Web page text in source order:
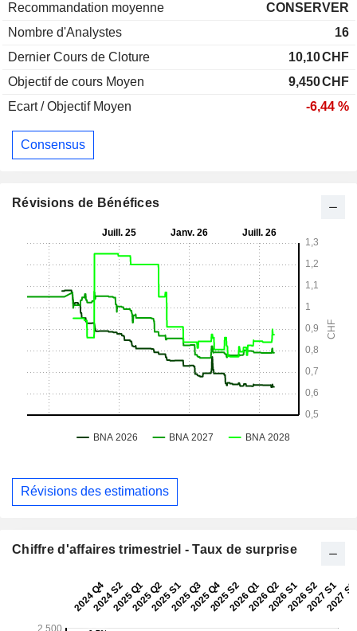
Recommandation moyenne
CONSERVER
Nombre d'Analystes
16
Dernier Cours de Cloture
10,10CHF
Objectif de cours Moyen
9,450CHF
Ecart / Objectif Moyen
-6,44 %
Consensus
Révisions de Bénéfices
Révisions des estimations
Chiffre d'affaires trimestriel - Taux de surprise